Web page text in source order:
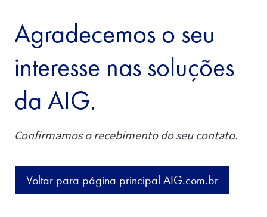
Agradecemos o seu
interesse nas soluções
da AIG.
Confirmamos o recebimento do seu contato.
Voltar para página principal AIG.com.br